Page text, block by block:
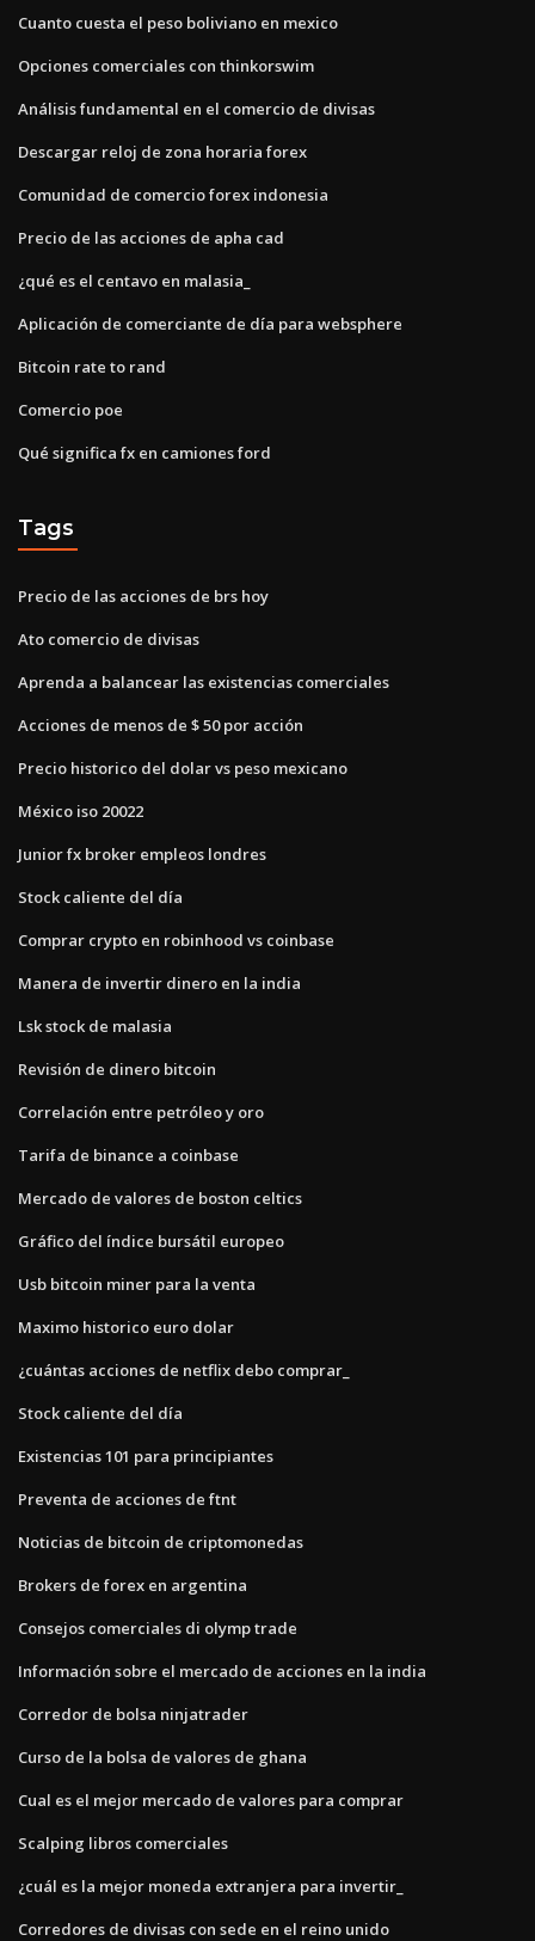
Cuanto cuesta el peso boliviano en mexico
Opciones comerciales con thinkorswim
Análisis fundamental en el comercio de divisas
Descargar reloj de zona horaria forex
Comunidad de comercio forex indonesia
Precio de las acciones de apha cad
¿qué es el centavo en malasia_
Aplicación de comerciante de día para websphere
Bitcoin rate to rand
Comercio poe
Qué significa fx en camiones ford
Tags
Precio de las acciones de brs hoy
Ato comercio de divisas
Aprenda a balancear las existencias comerciales
Acciones de menos de $ 50 por acción
Precio historico del dolar vs peso mexicano
México iso 20022
Junior fx broker empleos londres
Stock caliente del día
Comprar crypto en robinhood vs coinbase
Manera de invertir dinero en la india
Lsk stock de malasia
Revisión de dinero bitcoin
Correlación entre petróleo y oro
Tarifa de binance a coinbase
Mercado de valores de boston celtics
Gráfico del índice bursátil europeo
Usb bitcoin miner para la venta
Maximo historico euro dolar
¿cuántas acciones de netflix debo comprar_
Stock caliente del día
Existencias 101 para principiantes
Preventa de acciones de ftnt
Noticias de bitcoin de criptomonedas
Brokers de forex en argentina
Consejos comerciales di olymp trade
Información sobre el mercado de acciones en la india
Corredor de bolsa ninjatrader
Curso de la bolsa de valores de ghana
Cual es el mejor mercado de valores para comprar
Scalping libros comerciales
¿cuál es la mejor moneda extranjera para invertir_
Corredores de divisas con sede en el reino unido